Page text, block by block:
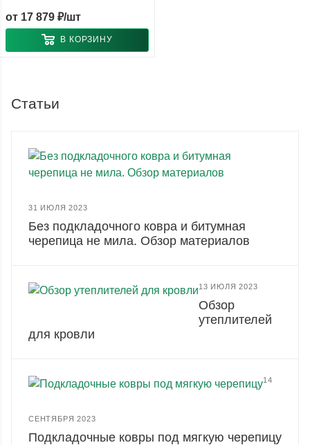
от 17 879 ₽/шт
В КОРЗИНУ
Статьи
31 ИЮЛЯ 2023
Без подкладочного ковра и битумная
черепица не мила. Обзор материалов
13 ИЮЛЯ 2023
Обзор
утеплителей
для кровли
14
СЕНТЯБРЯ 2023
Подкладочные ковры под мягкую черепицу